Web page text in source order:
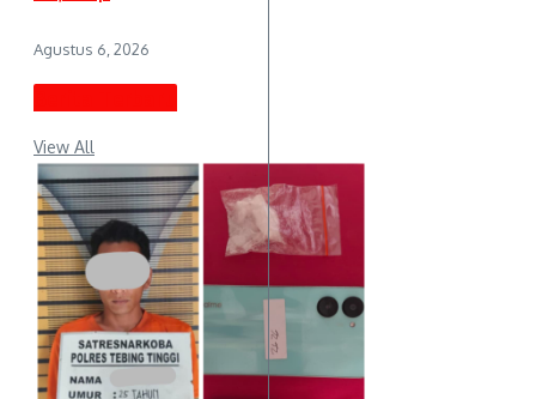
Agustus 6, 2026
View All